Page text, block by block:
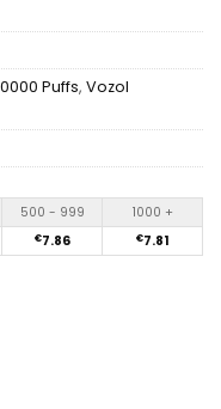
Puffs, Vozol
500 - 999 1000 +
€7.86 €7.81